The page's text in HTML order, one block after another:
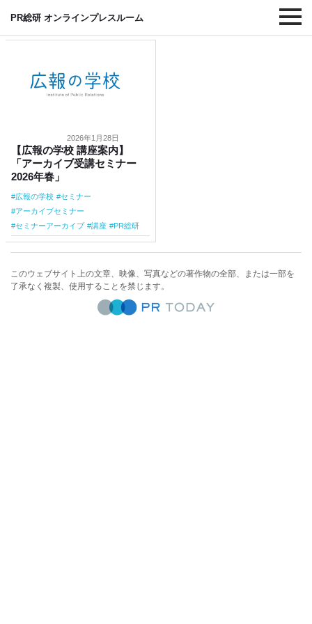
PR総研 オンラインプレスルーム
#アーカイブセミナー
2026年1月28日
【広報の学校 講座案内】
「アーカイブ受講セミナー
2026年春」
広報の学校
セミナー
アーカイブセミナー
セミナーアーカイブ
講座 PR総研
このウェブサイト上の文章、映像、写真などの著作物の全部、または一部を
了承なく複製、使用することを禁じます。